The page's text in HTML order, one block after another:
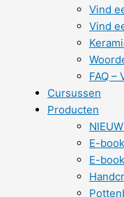
Vind
Vind
FAQ –
Cursussen
Producten
E-
E-